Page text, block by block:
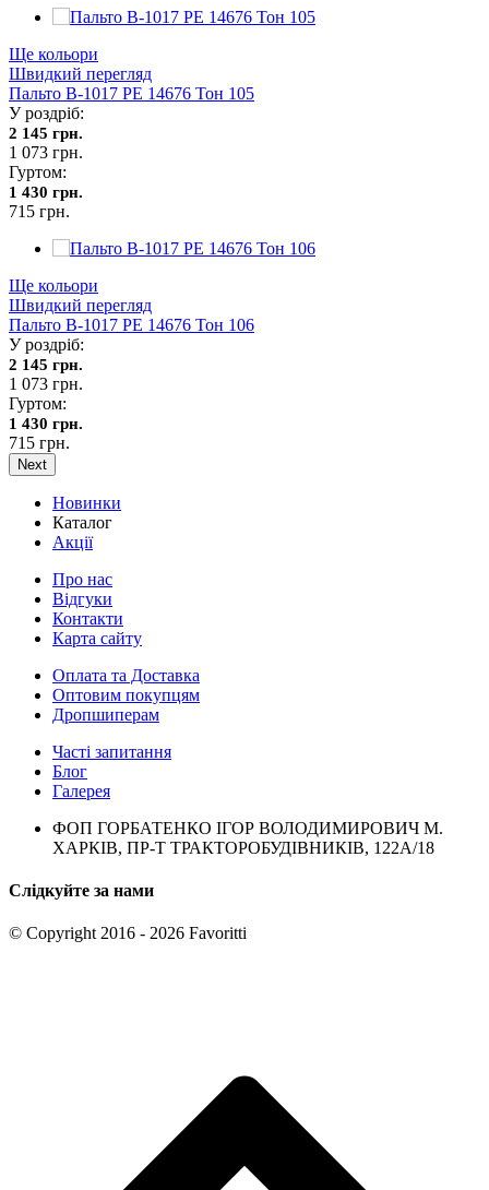
Ще кольори
Швидкий перегляд
Пальто В-1017 PE 14676 Тон 105
У роздріб:
2 145 грн.
1 073 грн.
Гуртом:
1 430 грн.
715 грн.
Ще кольори
Швидкий перегляд
Пальто В-1017 PE 14676 Тон 106
У роздріб:
2 145 грн.
1 073 грн.
Гуртом:
1 430 грн.
715 грн.
Next
Новинки
Каталог
Акції
Про нас
Відгуки
Контакти
Карта сайту
Оплата та Доставка
Оптовим покупцям
Дропшиперам
Часті запитання
Блог
Галерея
ФОП ГОРБАТЕНКО ІГОР ВОЛОДИМИРОВИЧ М.
ХАРКІВ, ПР-Т ТРАКТОРОБУДІВНИКІВ, 122А/18
Слідкуйте за нами
© Copyright 2016 - 2026 Favoritti